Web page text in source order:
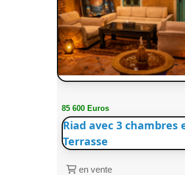
85 600 Euros
Riad avec 3 chambres
Terrasse
en vente